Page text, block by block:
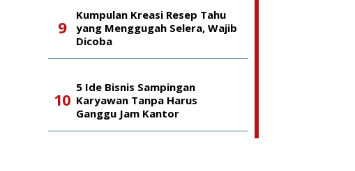
Kumpulan Kreasi Resep Tahu
yang Menggugah Selera, Wajib
Dicoba
5 Ide Bisnis Sampingan
Karyawan Tanpa Harus
Ganggu Jam Kantor